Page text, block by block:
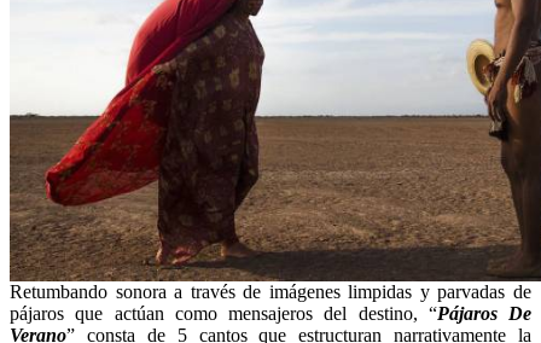
Retumbando sonora a través de imágenes limpidas y parvadas de
pájaros que actúan como mensajeros del destino, “Pájaros De
Verano” consta de 5 cantos que estructuran narrativamente la